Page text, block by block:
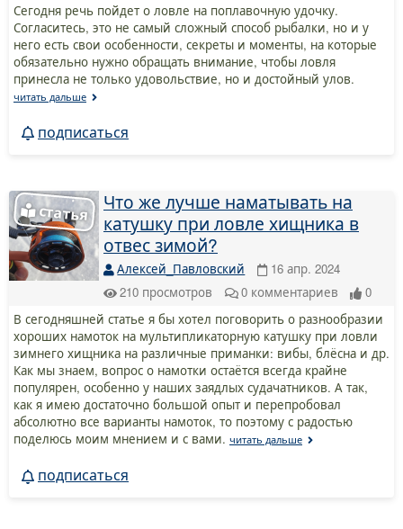
Сегодня речь пойдет о ловле на поплавочную удочку.
Согласитесь, это не самый сложный способ рыбалки, но и у
него есть свои особенности, секреты и моменты, на которые
обязательно нужно обращать внимание, чтобы ловля
принесла не только удовольствие, но и достойный улов.
читать дальше
подписаться
Что же лучше наматывать на
катушку при ловле хищника в
отвес зимой?
Алексей_Павловский
16 апр. 2024
210 просмотров 0 комментариев
0
В сегодняшней статье я бы хотел поговорить о разнообразии
хороших намоток на мультипликаторную катушку при ловли
зимнего хищника на различные приманки: вибы, блёсна и др.
Как мы знаем, вопрос о намотки остаётся всегда крайне
популярен, особенно у наших заядлых судачатников. А так,
как я имею достаточно большой опыт и перепробовал
абсолютно все варианты намоток, то поэтому с радостью
поделюсь моим мнением и с вами. читать дальше
подписаться